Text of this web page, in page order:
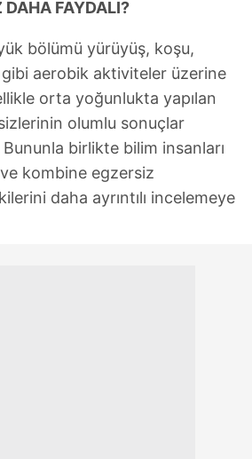
dahilinde kullanılacaktır.
aşağıda yer alan panel
Çerezlere ilişkin detaylı bilgi
Çerez Bilgilendirme
Korunması Kanunu uyarınca
Metnimizi okumak ve sitemizde
kullanılan çerezlerle ilgili bilgi
DAHA FAYDALI?
bölümü yürüyüş, koşu,
aerobik aktiviteler üzerine
orta yoğunlukta yapılan
olumlu sonuçlar
birlikte bilim insanları
ve kombine egzersiz
daha ayrıntılı incelemeye